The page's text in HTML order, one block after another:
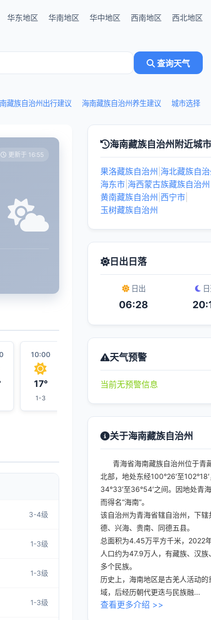
华东地区 华南地区 华中地区 西南地区 西北地区
查询天气
藏族自治州出行建议 海南藏族自治州养生建议 城市选择
更新于 16:55
10:00
17°
1-3
18:00
23°
3-4级
1-3级
1-3级
1-3级
海南藏族自治州附近城市
果洛藏族自治州 海北藏族自
海东市 海西蒙古族藏族自治州
黄南藏族自治州 西宁市
玉树藏族自治州
日出日落
日出
06:28
日
天气预警
当前无预警信息
关于海南藏族自治州
青海省海南藏族自治州位于青
北部，地处东经100°26′至
34°33′至36°54′之间。因地处青
而得名“海南”。
该自治州为青海省辖自治州，下辖
德、兴海、贵南、同德五县。
总面积为4.45万平方千米，2022
人口约为47.9万人，有藏族、汉族
多个民族。
历史上，海南地区是古羌人活动的
域，后经历朝代更迭与民族融...
查看更多介绍 >>